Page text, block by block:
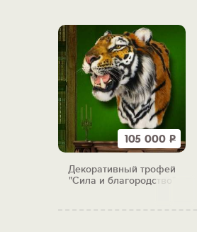
105 000 Р
Декоративный трофей
"Сила и благородство"